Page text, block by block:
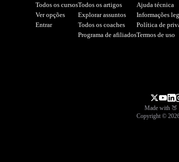
Todos os cursos
Ver opções
Entrar
Todos os artigos
Explorar assuntos
Todos os coaches
Programa de afiliados
Ajuda técnica
Informações
Política de
Termos de uso
Made with 🍑
Copyright ©